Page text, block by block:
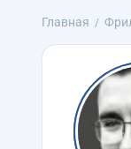
Главная